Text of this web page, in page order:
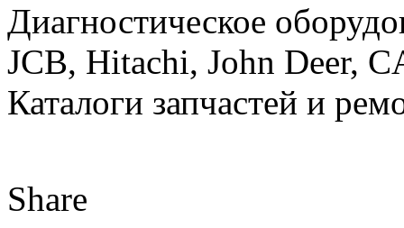
Диагностическое
JCB, Hitachi, John Deer,
Каталоги запчастей и
Share